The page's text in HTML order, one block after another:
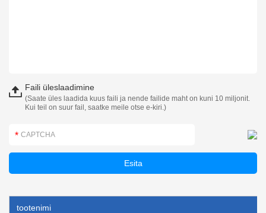
Faili üleslaadimine
(Saate üles laadida kuus faili ja nende failide maht on kuni 10 miljonit.
Kui teil on suur fail, saatke meile otse e-kiri.)
tootenimi